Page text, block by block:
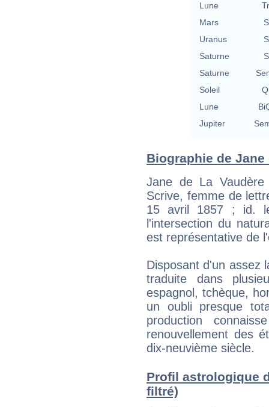
Lune
Mars
Uranus
Saturne
Saturne
Soleil
Lune
Jupiter
Biographie de Jane
Jane de La
Scrive, femme de
15 avril 1857 ; id.
l'intersection du
est représentative de
Disposant d'un assez
traduite dans
espagnol, tchèque,
un oubli presque
production
renouvellement des
dix-neuvième siècle.
Profil astrologique
filtré)